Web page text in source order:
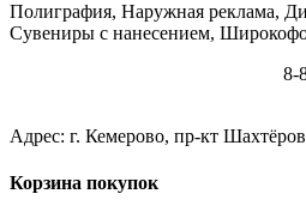
Полиграфия, Наружная реклама,
Сувениры с нанесением,
8-
Адрес: г. Кемерово, пр-кт
Корзина покупок